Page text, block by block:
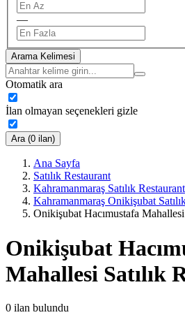
—
Arama Kelimesi
Otomatik ara
İlan olmayan seçenekleri gizle
Ara (0 ilan)
Ana Sayfa
Satılık Restaurant
Kahramanmaraş Satılık Restaurant
Kahramanmaraş Onikişubat
Onikişubat Hacımustafa Mahallesi
Onikişubat
Mahallesi Satılık
0 ilan bulundu